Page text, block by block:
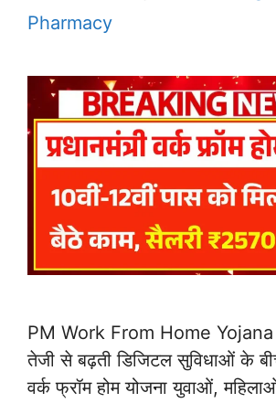
Pharmacy
PM Work From Home
तेजी से बढ़ती डिजिटल सुविधाओं के
वर्क फ्रॉम होम योजना युवाओं,